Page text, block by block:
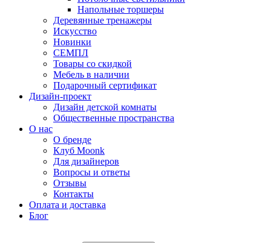
Напольные торшеры
Деревянные тренажеры
Искусство
Новинки
СЕМПЛ
Товары со скидкой
Мебель в наличии
Подарочный сертификат
Дизайн-проект
Дизайн детской комнаты
Общественные пространства
О нас
О бренде
Клуб Moonk
Для дизайнеров
Вопросы и ответы
Отзывы
Контакты
Оплата и доставка
Блог